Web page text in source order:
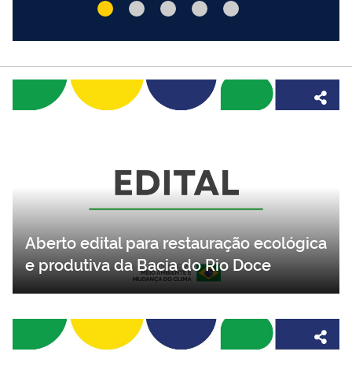
Aberto edital para restauração ecológica
e produtiva da Bacia do Rio Doce